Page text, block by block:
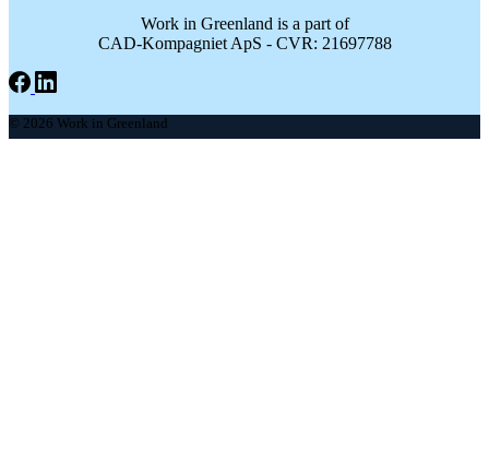
Work in Greenland is a part of
CAD-Kompagniet ApS - CVR: 21697788
© 2026 Work in Greenland